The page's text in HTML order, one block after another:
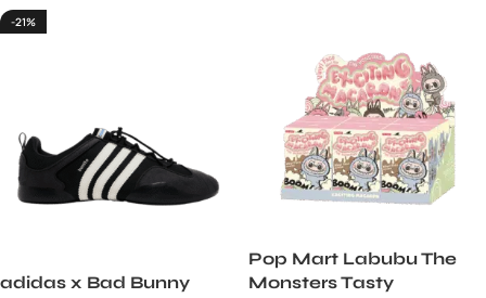
-21%
adidas x Bad Bunny
Pop Mart Labubu The
Monsters Tasty